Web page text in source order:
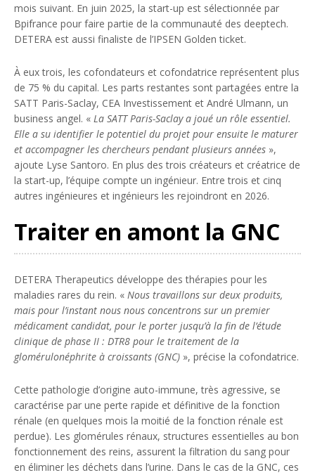
mois suivant. En juin 2025, la start-up est sélectionnée par
Bpifrance pour faire partie de la communauté des deeptech.
DETERA est aussi finaliste de l’IPSEN Golden ticket.
À eux trois, les cofondateurs et cofondatrice représentent plus
de 75 % du capital. Les parts restantes sont partagées entre la
SATT Paris-Saclay, CEA Investissement et André Ulmann, un
business angel. « La SATT Paris-Saclay a joué un rôle essentiel.
Elle a su identifier le potentiel du projet pour ensuite le maturer
et accompagner les chercheurs pendant plusieurs années »,
ajoute Lyse Santoro. En plus des trois créateurs et créatrice de
la start-up, l’équipe compte un ingénieur. Entre trois et cinq
autres ingénieures et ingénieurs les rejoindront en 2026.
Traiter en amont la GNC
DETERA Therapeutics développe des thérapies pour les
maladies rares du rein. « Nous travaillons sur deux produits,
mais pour l’instant nous nous concentrons sur un premier
médicament candidat, pour le porter jusqu’à la fin de l’étude
clinique de phase II : DTR8 pour le traitement de la
glomérulonéphrite à croissants (GNC) », précise la cofondatrice.
Cette pathologie d’origine auto-immune, très agressive, se
caractérise par une perte rapide et définitive de la fonction
rénale (en quelques mois la moitié de la fonction rénale est
perdue). Les glomérules rénaux, structures essentielles au bon
fonctionnement des reins, assurent la filtration du sang pour
en éliminer les déchets dans l’urine. Dans le cas de la GNC, ces